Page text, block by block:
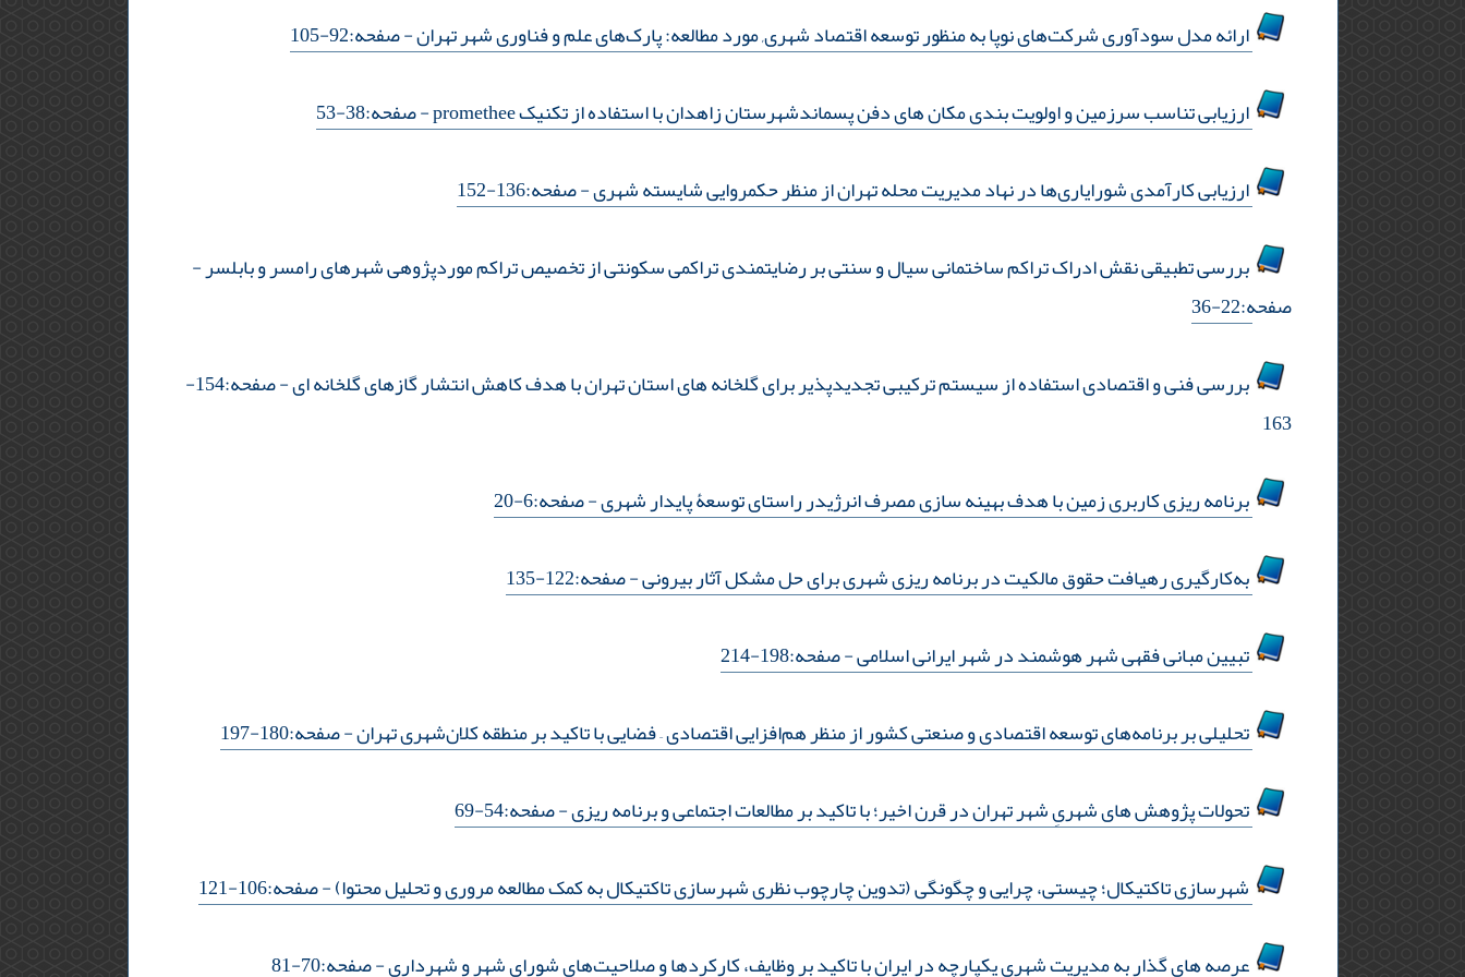
ارائه مدل سودآوری شرکت‌های نوپا به منظور توسعه اقتصاد شهری, مورد مطالعه: پارک‌های علم و فناوری شهر تهران- صفحه:92-105
ارزیابی تناسب سرزمین و اولویت بندی مکان های دفن پسماندشهرستان زاهدان با استفاده از تکنیک promethee
- صفحه:38-53
ارزیابی کارآمدی شورایاری‌ها در نهاد مدیریت محله تهران از منظر حکمروایی شایسته شهری- صفحه:136-152
بررسی تطبیقی نقش ادراک تراکم ساختمانی سیال و سنتی بر رضایتمندی تراکمی سکونتی از تخصیص تراکم موردپژوهی شهرهای رامسر و بابلسر-
صفحه:22-36
بررسی فنی و اقتصادی استفاده از سیستم ترکیبی تجدیدپذیر برای گلخانه های استان تهران با هدف کاهش انتشار گازهای گلخانه ای
- صفحه:154-
163
برنامه ریزی کاربری زمین با هدف بهینه سازی مصرف انرژیدر راستای توسعۀ پایدار شهری- صفحه:6-20
به‌کارگیری رهیافت حقوق مالکیت در برنامه ریزی شهری برای حل مشکل آثار بیرونی- صفحه:122-135
تبیین مبانی فقهی شهر هوشمند در شهر ایرانی اسلامی- صفحه:198-214
تحلیلی بر برنامه‌های توسعه اقتصادی و صنعتی کشور از منظر هم‌افزایی اقتصادی – فضایی با تاکید بر منطقه کلان‌شهری تهران- صفحه:180-197
تحولات پژوهش های شهریِ شهر تهران در قرن اخیر؛ با تاکید بر مطالعات اجتماعی و برنامه ریزی- صفحه:54-69
شهرسازی تاکتیکال؛ چیستی، چرایی و چگونگی (تدوین چارچوب نظری شهرسازی تاکتیکال به کمک مطالعه مروری و تحلیل محتوا)- صفحه:106-121
عرصه های گذار به مدیریت شهری یکپارچه در ایران با تاکید بر وظایف، کارکردها و صلاحیت‌های شورای شهر و شهرداری- صفحه:70-81